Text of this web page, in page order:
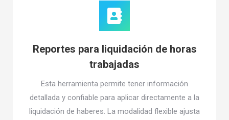
Reportes para liquidación de horas
trabajadas
Esta herramienta permite tener información
detallada y confiable para aplicar directamente a la
liquidación de haberes. La modalidad flexible ajusta